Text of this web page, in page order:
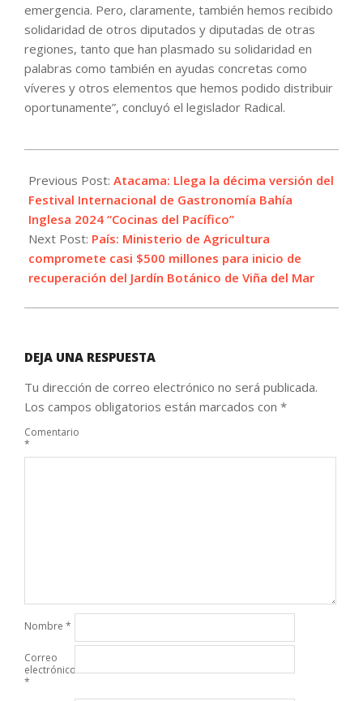
emergencia. Pero, claramente, también hemos recibido
solidaridad de otros diputados y diputadas de otras
regiones, tanto que han plasmado su solidaridad en
palabras como también en ayudas concretas como
víveres y otros elementos que hemos podido distribuir
oportunamente”, concluyó el legislador Radical.
02-
12
Previous Post: Atacama: Llega la décima versión del
Festival Internacional de Gastronomía Bahía
Inglesa 2024 “Cocinas del Pacífico”
Next Post: País: Ministerio de Agricultura
compromete casi $500 millones para inicio de
recuperación del Jardín Botánico de Viña del Mar
DEJA UNA RESPUESTA
Tu dirección de correo electrónico no será publicada.
Los campos obligatorios están marcados con *
Comentario
*
Nombre *
Correo
electrónico
*